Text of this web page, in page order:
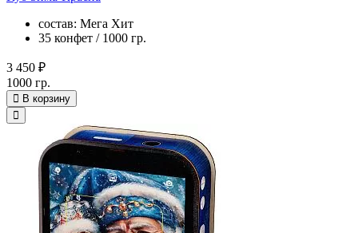
состав: Мега Хит
35 конфет / 1000 гр.
3 450 ₽
1000 гр.
В корзину